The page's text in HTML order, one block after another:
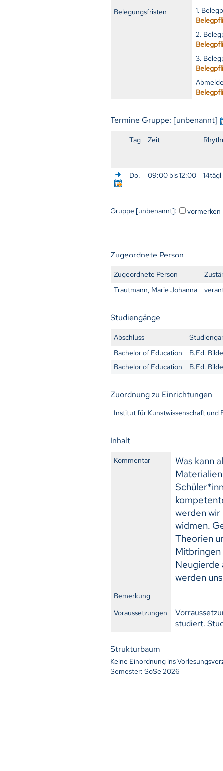
Belegungsfristen
1.
2.
3.
Termine Gruppe: [unbenannt]
Tag Zeit
Do. 09:00 bis 12:00 14tägl
Gruppe [unbenannt]: vormerken
Zugeordnete Person
Zugeordnete Person
Trautmann, Marie Johanna
Studiengänge
Abschluss
Bachelor of Education
B.Ed.
Bachelor of Education
B.Ed.
Zuordnung zu Einrichtungen
Institut für Kunstwissenschaft und
Inhalt
Kommentar
Was kann
werden
widmen.
Theorien
Mitbringen
Neugierde
werden
Bemerkung
Voraussetzungen
studiert.
Strukturbaum
Keine Einordnung ins
Semester: SoSe 2026